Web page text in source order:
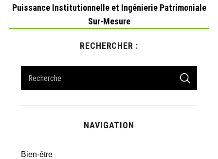
Puissance Institutionnelle et Ingénierie Patrimoniale
Sur-Mesure
RECHERCHER :
r
o
S
A
C
NAVIGATION
Bien-être